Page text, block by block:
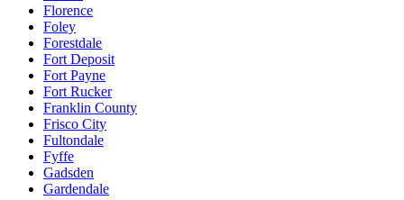
Florence
Foley
Forestdale
Fort Deposit
Fort Payne
Fort Rucker
Franklin County
Frisco City
Fultondale
Fyffe
Gadsden
Gardendale